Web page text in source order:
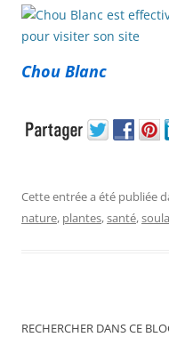
Chou Blanc
Cette entrée a été publiée
nature, plantes,santé,
RECHERCHER DANS CE